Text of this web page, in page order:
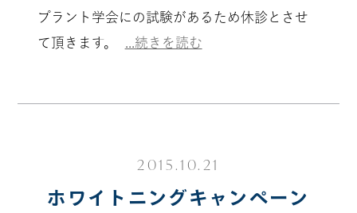
プラント学会にの試験があるため休診とさせ
て頂きます。
...続きを読む
2015.10.21
ホワイトニングキャンペーン